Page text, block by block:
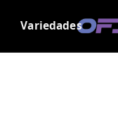
Variedades